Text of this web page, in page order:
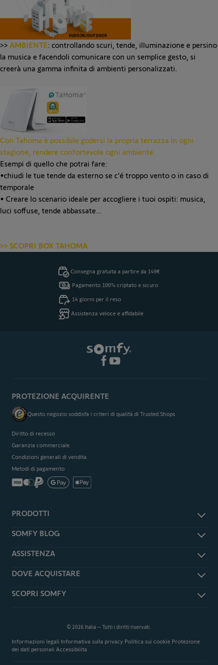
>> AMBIENTE: controllando scuri, tende, illuminazione e persino
la musica e facendoli comunicare con un semplice gesto, si
creerà una gamma infinita di ambienti personalizzati.
Con Tahoma è possibile godersi la propria terrazza in ogni
stagione, rendere confortevole ogni ambiente.
Esempi di quello che potrai fare:
•chiudi le tue tende da esterno se c'é troppo vento o in caso di
temporale
• Creare lo scenario ideale per accogliere i tuoi ospiti: musica,
luci soffuse, tende abbassate...
>> SCOPRI BOX TAHOMA
Consegna gratuita a partire da 149€
Pagamento 100% criptato e sicuro
14 giorni per il reso
Assistenza veloce e affidabile
PRODOTTI
Accessori e ricambi
Smart Home
Garage
Cancelli
SOMFY BLOG
Somfy Magazine
ASSISTENZA
Assistenza
Downloads
Modulo di recesso dell ordine
DOVE ACQUISTARE
Rivenditori Somfy Expert
SCOPRI SOMFY
Installatori Somfy EXPERT
Sviluppo sostenibile
PROTEZIONE ACQUIRENTE
Questo negozio soddisfa i criteri di qualità di Trusted Shops
Diritto di recesso
Garanzia commerciale
Condizioni generali di vendita
Metodi di pagamento
© 2026 Italia – Tutti i diritti riservati.
Informazioni legali Informativa sulla privacy Politica sui cookie Protezione
dei dati personali Accessibilita